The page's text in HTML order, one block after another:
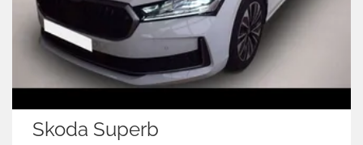
Skoda Superb